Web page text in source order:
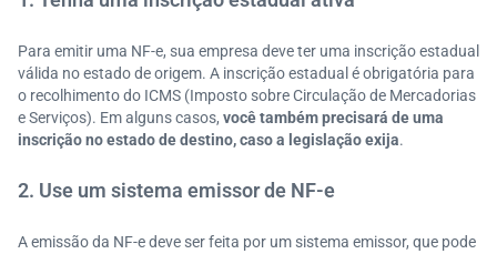
Para emitir uma NF-e, sua empresa deve ter uma inscrição estadual
válida no estado de origem. A inscrição estadual é obrigatória para
o recolhimento do ICMS (Imposto sobre Circulação de Mercadorias
e Serviços). Em alguns casos, você também precisará de uma
inscrição no estado de destino, caso a legislação exija.
2. Use um sistema emissor de NF-e
A emissão da NF-e deve ser feita por um sistema emissor, que pode